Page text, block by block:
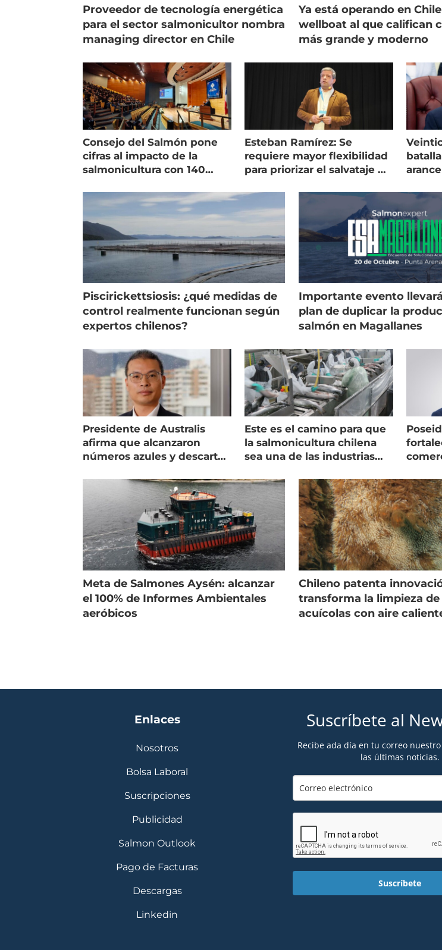
Proveedor de tecnología energética
para el sector salmonicultor nombra
managing director en Chile
Ya está operando en
wellboat al que califican
más grande y moderno
Consejo del Salmón pone
cifras al impacto de la
salmonicultura con 140
Esteban Ramírez: Se
requiere mayor flexibilidad
para priorizar el salvataje de
Piscirickettsiosis: ¿qué medidas de
control realmente funcionan según
expertos chilenos?
Importante evento
plan de duplicar la
salmón en Magallanes
Presidente de Australis
afirma que alcanzaron
números azules y descarta
Este es el camino para que
la salmonicultura chilena
sea una de las industrias
Meta de Salmones Aysén: alcanzar
el 100% de Informes Ambientales
aeróbicos
Chileno patenta
transforma la limpieza de
acuícolas con aire
Enlaces
Nosotros
Bolsa Laboral
Suscripciones
Publicidad
Salmon Outlook
Pago de Facturas
Descargas
Linkedin
Suscríbete al
Recibe ada día en tu correo
las últimas noticias.
Suscríbete